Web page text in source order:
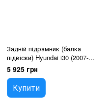
Задній підрамник (балка
підвіски) Hyundai i30 (2007-
2011), Kia Ceed (2007-2011),
554102h000
5 925 грн
Купити